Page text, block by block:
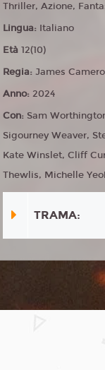
Thriller, Azione,
Lingua: Italiano
Età12(10)
Regia:James
Anno:2024
Con: Sam
Sigourney Weaver,
Kate Winslet, Cliff
Thewlis, Michelle
TRAMA: